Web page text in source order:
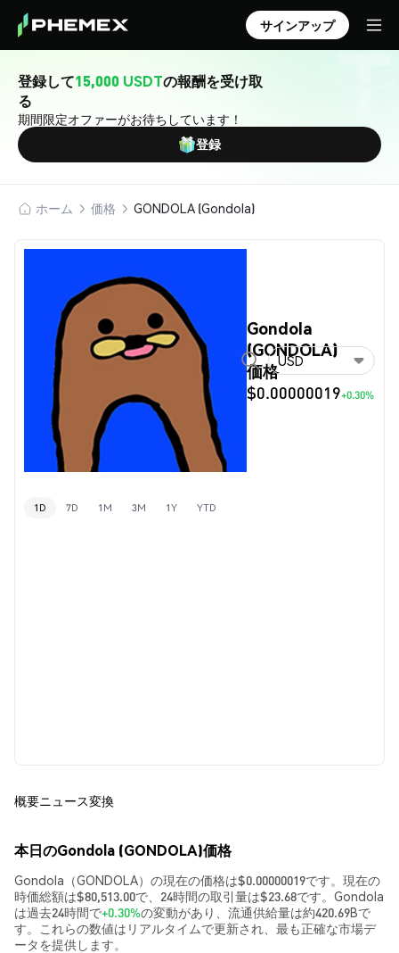
サインアップ
登録して15,000 USDTの報酬を受け取
る
期間限定オファーがお待ちしています！
登録
ホーム 価格 GONDOLA (Gondola)
Gondola
(GONDOLA)
価格
$0.00000019+0.30%
USD
1D 7D 1M 3M 1Y YTD
概要ニュース変換
本日のGondola (GONDOLA)価格
Gondola（GONDOLA）の現在の価格は$0.00000019です。現在の
時価総額は$80,513.00で、24時間の取引量は$23.68です。Gondola
は過去24時間で+0.30%の変動があり、流通供給量は約420.69Bで
す。これらの数値はリアルタイムで更新され、最も正確な市場デ
ータを提供します。